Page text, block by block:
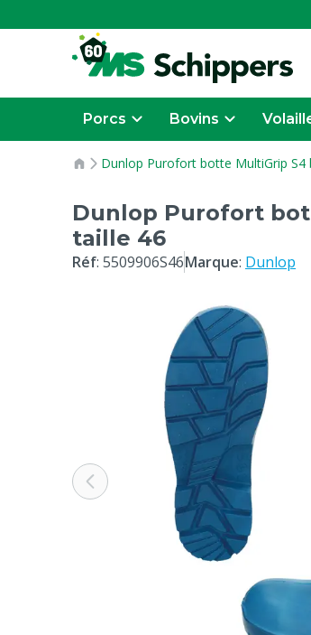
Porcs Bovins
Dunlop Purofort botte MultiGrip S4
Dunlop Purofort
taille 46
Réf: 5509906S46Marque: Dunlop